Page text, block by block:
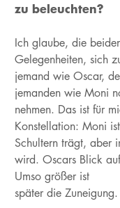
zu beleuchten?
Ich glaube, die
Gelegenheiten, sich
jemand wie Oscar,
jemanden wie Moni
nehmen. Das ist für
Konstellation: Moni
Schultern trägt, aber
wird. Oscars Blick
Umso größer ist
später die Zuneigung.